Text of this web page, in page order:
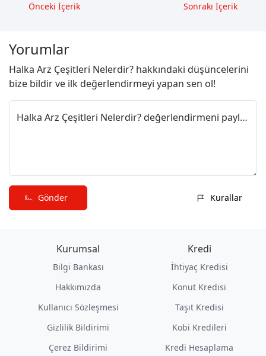
Önceki İçerik Sonrakı İçerik
Yorumlar
Halka Arz Çeşitleri Nelerdir? hakkındaki düşüncelerini
bize bildir ve ilk değerlendirmeyi yapan sen ol!
Halka Arz Çeşitleri Nelerdir? değerlendirmeni paylaş
Gönder Kurallar
Kurumsal
Bilgi Bankası
Hakkımızda
Kullanıcı Sözleşmesi
Gizlilik Bildirimi
Çerez Bildirimi
Kredi
İhtiyaç Kredisi
Konut Kredisi
Taşıt Kredisi
Kobi Kredileri
Kredi Hesaplama